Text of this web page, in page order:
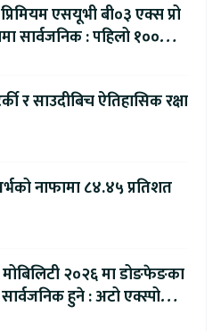
एसयूभी बी०३ एक्स प्रो
सार्वजनिक : पहिलो १००
र साउदीबिच ऐतिहासिक रक्षा
नाफामा ८४.४५ प्रतिशत
२०२६ मा डोङफेङका
हुने : अटो एक्स्पोमा